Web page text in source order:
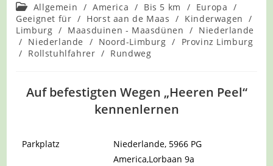
Beitrags-
Kategorie:
Allgemein / America / Bis 5 km / Europa /
Geeignet für / Horst aan de Maas / Kinderwagen
/
Limburg / Maasduinen - Maasdünen / Niederlande
/ Niederlande / Noord-Limburg /
Provinz Limburg
/ Rollstuhlfahrer / Rundweg
Auf befestigten Wegen „Heeren Peel“
kennenlernen
Parkplatz
Niederlande, 5966 PG
America,Lorbaan 9a